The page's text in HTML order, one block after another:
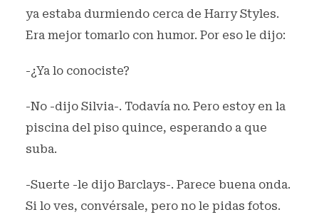
ya estaba durmiendo cerca de Harry Styles.
Era mejor tomarlo con humor. Por eso le dijo:
-¿Ya lo conociste?
-No -dijo Silvia-. Todavía no. Pero estoy en la
piscina del piso quince, esperando a que
suba.
-Suerte -le dijo Barclays-. Parece buena onda.
Si lo ves, convérsale, pero no le pidas fotos.